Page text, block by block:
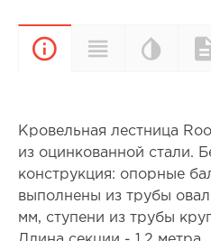
Описание
Кровельная лестница
из оцинкованной стали.
конструкция: опорные
выполнены из трубы
мм, ступени из трубы